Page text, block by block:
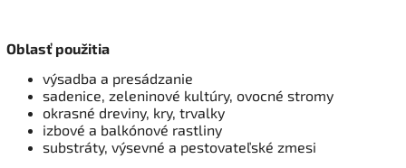
Oblasť použitia
výsadba a presádzanie
sadenice, zeleninové kultúry, ovocné stromy
okrasné dreviny, kry, trvalky
izbové a balkónové rastliny
substráty, výsevné a pestovateľské zmesi